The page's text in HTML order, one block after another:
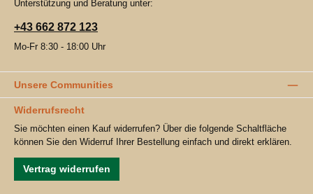
Unterstützung und Beratung unter:
+43 662 872 123
Mo-Fr 8:30 - 18:00 Uhr
Unsere Communities
Widerrufsrecht
Sie möchten einen Kauf widerrufen? Über die folgende Schaltfläche
können Sie den Widerruf Ihrer Bestellung einfach und direkt erklären.
Vertrag widerrufen